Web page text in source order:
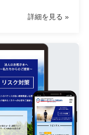
詳細を見る